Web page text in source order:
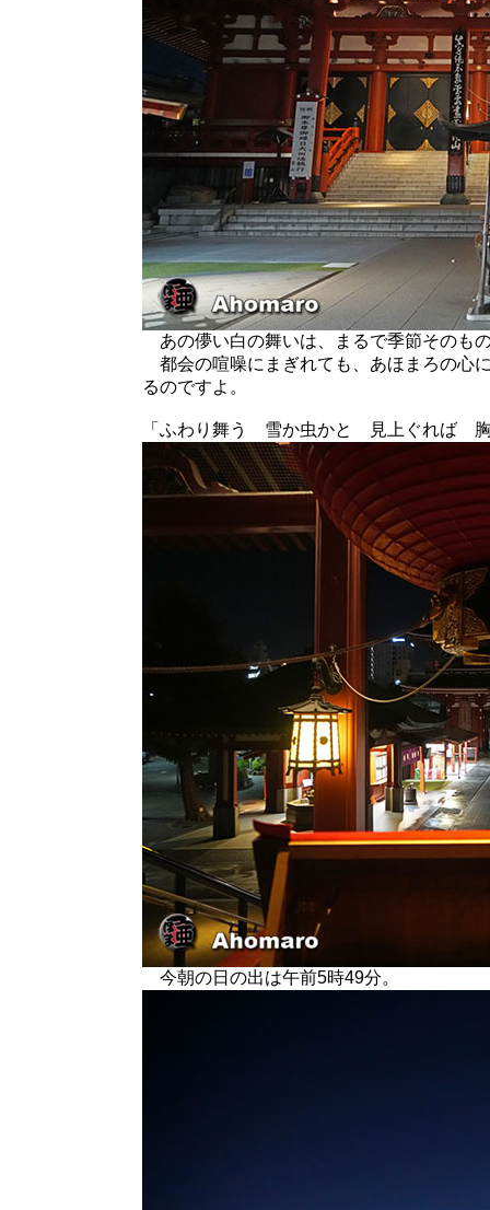
あの儚い白の舞いは、まるで季節そのも
都会の喧噪にまぎれても、あほまろの心
るのですよ。
「ふわり舞う 雪か虫かと 見上ぐれば
今朝の日の出は午前5時49分。